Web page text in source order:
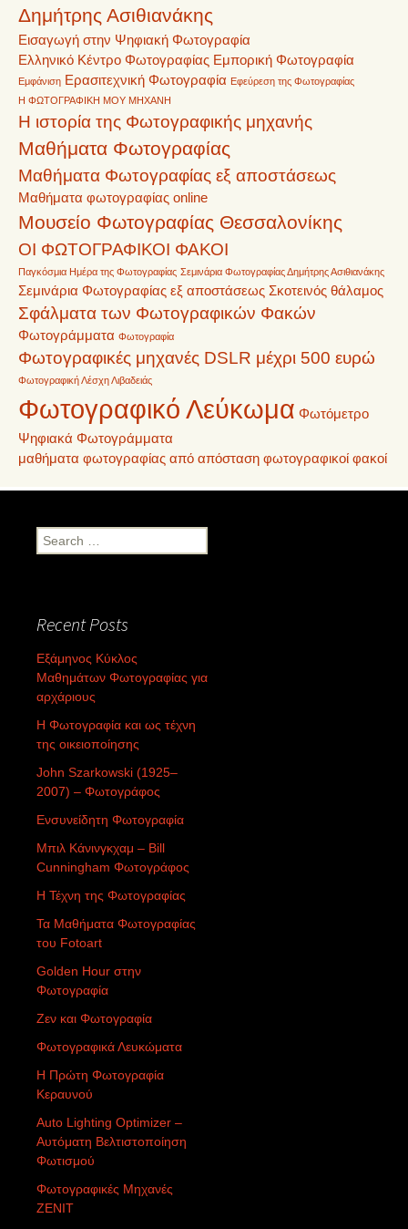
Δημήτρης Ασιθιανάκης
Εισαγωγή στην Ψηφιακή Φωτογραφία
Ελληνικό Κέντρο Φωτογραφίας Εμπορική Φωτογραφία
Εμφάνιση Ερασιτεχνική Φωτογραφία Εφεύρεση της Φωτογραφίας
Η ΦΩΤΟΓΡΑΦΙΚΗ ΜΟΥ ΜΗΧΑΝΗ
Η ιστορία της Φωτογραφικής μηχανής
Μαθήματα Φωτογραφίας
Μαθήματα Φωτογραφίας εξ αποστάσεως
Μαθήματα φωτογραφίας online
Μουσείο Φωτογραφίας Θεσσαλονίκης
ΟΙ ΦΩΤΟΓΡΑΦΙΚΟΙ ΦΑΚΟΙ
Παγκόσμια Ημέρα της Φωτογραφίας Σεμινάρια Φωτογραφίας Δημήτρης Ασιθιανάκης
Σεμινάρια Φωτογραφίας εξ αποστάσεως Σκοτεινός θάλαμος
Σφάλματα των Φωτογραφικών Φακών
Φωτογράμματα Φωτογραφία
Φωτογραφικές μηχανές DSLR μέχρι 500 ευρώ
Φωτογραφική Λέσχη Λιβαδειάς
Φωτογραφικό Λεύκωμα Φωτόμετρο
Ψηφιακά Φωτογράμματα
μαθήματα φωτογραφίας από απόσταση φωτογραφικοί φακοί
Search
for:
Recent Posts
Εξάμηνος Κύκλος
Μαθημάτων Φωτογραφίας για
αρχάριους
Η Φωτογραφία και ως τέχνη
της οικειοποίησης
John Szarkowski (1925–
2007) – Φωτογράφος
Ενσυνείδητη Φωτογραφία
Μπιλ Κάνινγκχαμ – Bill
Cunningham Φωτογράφος
Η Τέχνη της Φωτογραφίας
Τα Μαθήματα Φωτογραφίας
του Fotoart
Golden Hour στην
Φωτογραφία
Ζεν και Φωτογραφία
Φωτογραφικά Λευκώματα
Η Πρώτη Φωτογραφία
Κεραυνού
Auto Lighting Optimizer –
Αυτόματη Βελτιστοποίηση
Φωτισμού
Φωτογραφικές Μηχανές
ZENIT